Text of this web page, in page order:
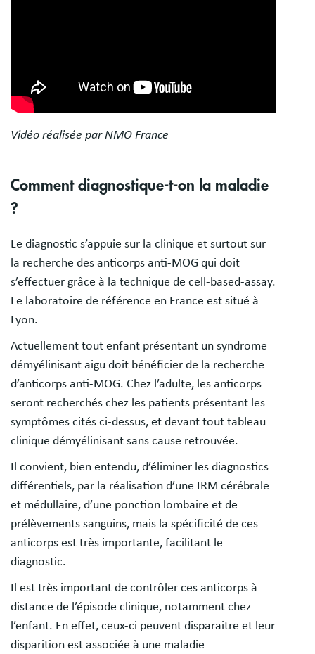
Vidéo réalisée par NMO France
Comment diagnostique-t-on la maladie
?
Le diagnostic s’appuie sur la clinique et surtout sur
la recherche des anticorps anti-MOG qui doit
s’effectuer grâce à la technique de cell-based-assay.
Le laboratoire de référence en France est situé à
Lyon.
Actuellement tout enfant présentant un syndrome
démyélinisant aigu doit bénéficier de la recherche
d’anticorps anti-MOG. Chez l’adulte, les anticorps
seront recherchés chez les patients présentant les
symptômes cités ci-dessus, et devant tout tableau
clinique démyélinisant sans cause retrouvée.
Il convient, bien entendu, d’éliminer les diagnostics
différentiels, par la réalisation d’une IRM cérébrale
et médullaire, d’une ponction lombaire et de
prélèvements sanguins, mais la spécificité de ces
anticorps est très importante, facilitant le
diagnostic.
Il est très important de contrôler ces anticorps à
distance de l’épisode clinique, notamment chez
l’enfant. En effet, ceux-ci peuvent disparaitre et leur
disparition est associée à une maladie